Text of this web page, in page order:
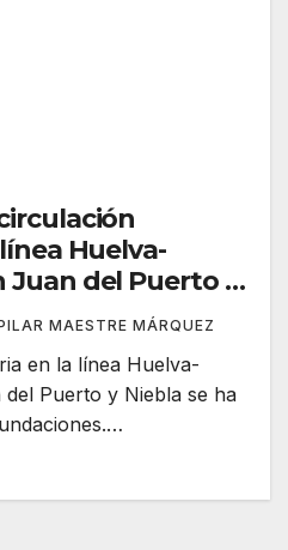
Huelva-
Juan del Puerto y
MAESTRE MÁRQUEZ
en la línea Huelva-
Puerto y Niebla se ha